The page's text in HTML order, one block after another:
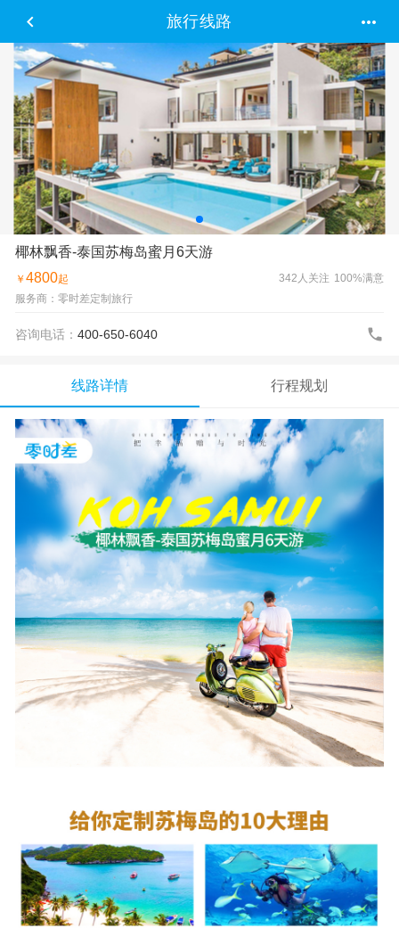
 旅行线路 
椰林飘香-泰国苏梅岛蜜月6天游
￥ 4800起 342人关注 100%满意
服务商：零时差定制旅行
咨询电话： 400-650-6040 
线路详情 行程规划